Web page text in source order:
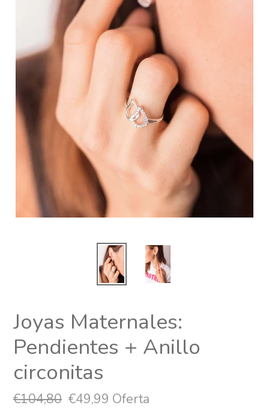
Joyas Maternales:
Pendientes + Anillo
circonitas
Precio
€104,80 Precio
€49,99 Oferta